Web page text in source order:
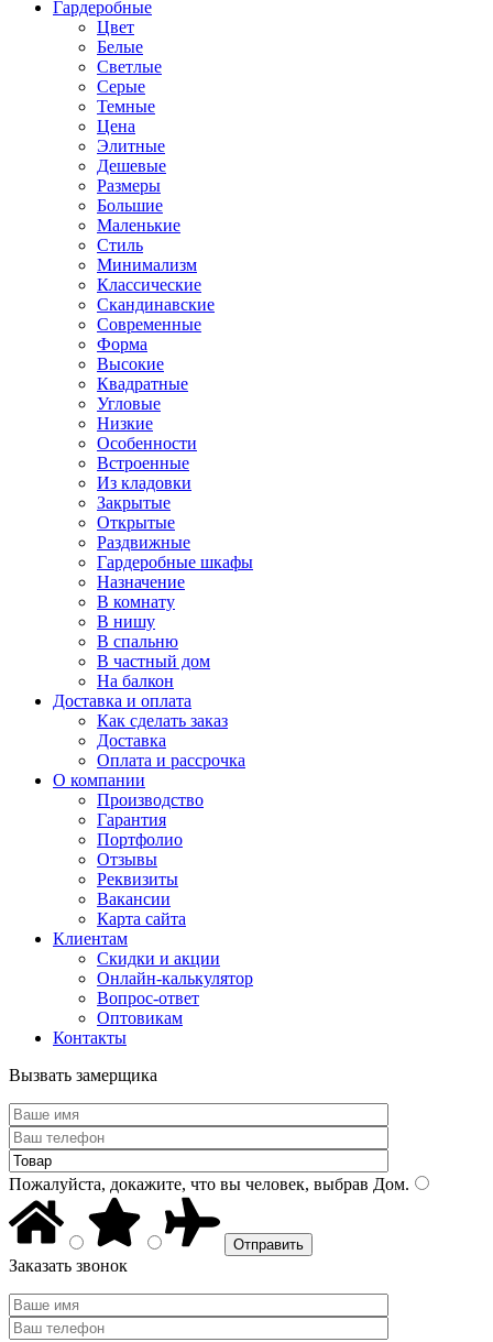
Гардеробные
Цвет
Белые
Светлые
Серые
Темные
Цена
Элитные
Дешевые
Размеры
Большие
Маленькие
Стиль
Минимализм
Классические
Скандинавские
Современные
Форма
Высокие
Квадратные
Угловые
Низкие
Особенности
Встроенные
Из кладовки
Закрытые
Открытые
Раздвижные
Гардеробные шкафы
Назначение
В комнату
В нишу
В спальню
В частный дом
На балкон
Доставка и оплата
Как сделать заказ
Доставка
Оплата и рассрочка
О компании
Производство
Гарантия
Портфолио
Отзывы
Реквизиты
Вакансии
Карта сайта
Клиентам
Скидки и акции
Онлайн-калькулятор
Вопрос-ответ
Оптовикам
Контакты
Вызвать замерщика
Пожалуйста, докажите, что вы человек, выбрав Дом.
Заказать звонок